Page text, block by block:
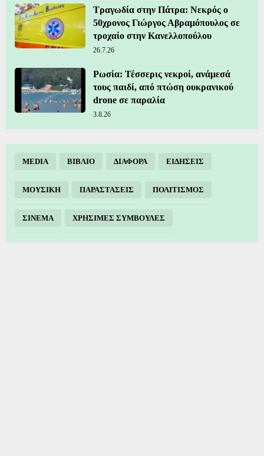
Τραγωδία στην Πάτρα: Νεκρός ο
50χρονος Γιώργος Αβραμόπουλος σε
τροχαίο στην Κανελλοπούλου
26.7.26
Ρωσία: Τέσσερις νεκροί, ανάμεσά
τους παιδί, από πτώση ουκρανικού
drone σε παραλία
3.8.26
MEDIA ΒΙΒΛΙΟ ΔΙΑΦΟΡΑ ΕΙΔΗΣΕΙΣ
ΜΟΥΣΙΚΗ ΠΑΡΑΣΤΑΣΕΙΣ ΠΟΛΙΤΙΣΜΟΣ
ΣΙΝΕΜΑ ΧΡΗΣΙΜΕΣ ΣΥΜΒΟΥΛΕΣ